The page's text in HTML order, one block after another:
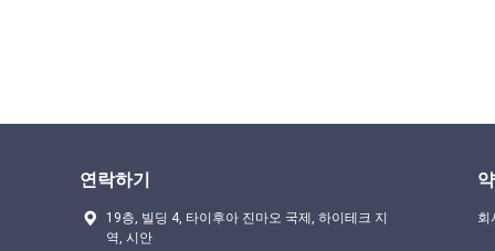
연락하기
19층, 빌딩 4, 타이후아 진마오 국제, 하이테크 지
역, 시안
약
회